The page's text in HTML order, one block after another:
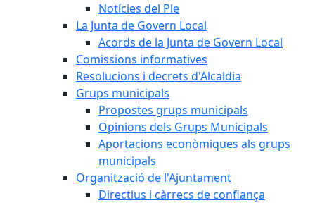
Notícies del Ple
La Junta de Govern Local
Acords de la Junta de Govern Local
Comissions informatives
Resolucions i decrets d'Alcaldia
Grups municipals
Propostes grups municipals
Opinions dels Grups Municipals
Aportacions econòmiques als grups
municipals
Organització de l'Ajuntament
Directius i càrrecs de confiança